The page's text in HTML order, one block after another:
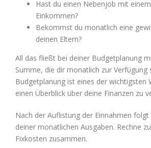
Hast du einen Nebenjob mit
Einkommen?
Bekommst du monatlich eine
deinen Eltern?
All das fließt bei deiner Budgetplanung
Summe, die dir monatlich zur Verfügung
Budgetplanung ist eines der wichtigsten
einen Überblick über deine Finanzen zu
Nach der Auflistung der Einnahmen
deiner monatlichen Ausgaben. Rechne
Fixkosten zusammen.